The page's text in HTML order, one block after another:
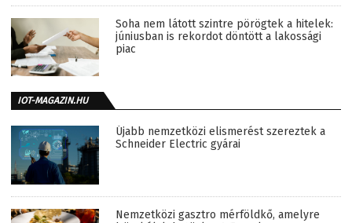
Soha nem látott szintre pörögtek a hitelek:
júniusban is rekordot döntött a lakossági
piac
IOT-MAGAZIN.HU
Újabb nemzetközi elismerést szereztek a
Schneider Electric gyárai
Nemzetközi gasztro mérföldkő, amelyre